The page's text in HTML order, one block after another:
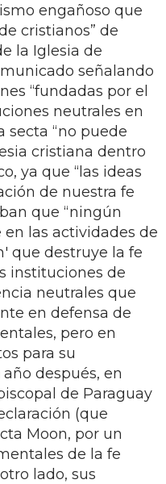
engañoso que
cristianos” de
la Iglesia de
señalando
“fundadas por el
neutrales en
secta “no puede
cristiana dentro
ya que “las ideas
de nuestra fe
que “ningún
las actividades de
que destruye la fe
instituciones de
neutrales que
en defensa de
pero en
para su
después, en
de Paraguay
(que
Moon, por un
de la fe
lado, sus